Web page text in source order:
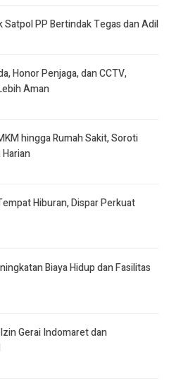
Satpol PP Bertindak Tegas dan Adil
Honor Penjaga, dan CCTV,
Aman
hingga Rumah Sakit, Soroti
Hiburan, Dispar Perkuat
Biaya Hidup dan Fasilitas
Gerai Indomaret dan